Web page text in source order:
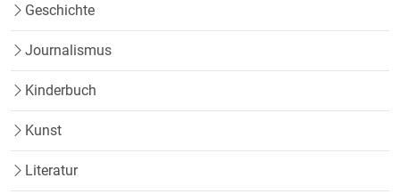
Geschichte
Journalismus
Kinderbuch
Kunst
Literatur